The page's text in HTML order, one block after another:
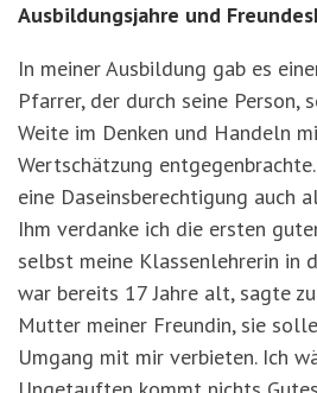
Ausbildungsjahre und
In meiner Ausbildung gab es
Pfarrer, der durch seine Person,
Weite im Denken und Handeln
Wertschätzung
eine Daseinsberechtigung auch
Ihm verdanke ich die ersten
selbst meine Klassenlehrerin in
war bereits 17 Jahre alt, sagte
Mutter meiner Freundin, sie
Umgang mit mir verbieten. Ich